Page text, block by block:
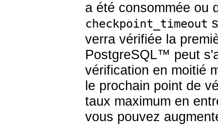
a été consommée ou
checkpoint_timeout
verra vérifiée la
PostgreSQL™ peut
vérification en moitié
le prochain point de
taux maximum en
vous pouvez